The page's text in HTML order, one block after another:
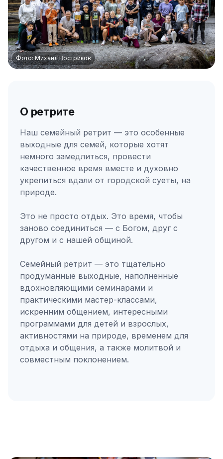
Фото: Михаил Востриков
О ретрите
Наш семейный ретрит — это особенные
выходные для семей, которые хотят
немного замедлиться, провести
качественное время вместе и духовно
укрепиться вдали от городской суеты, на
природе.
Это не просто отдых. Это время, чтобы
заново соединиться — с Богом, друг с
другом и с нашей общиной.
Семейный ретрит — это тщательно
продуманные выходные, наполненные
вдохновляющими семинарами и
практическими мастер-классами,
искренним общением, интересными
программами для детей и взрослых,
активностями на природе, временем для
отдыха и общения, а также молитвой и
совместным поклонением.